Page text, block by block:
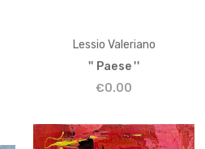
Lessio Valeriano
'' Paese ''
€0.00